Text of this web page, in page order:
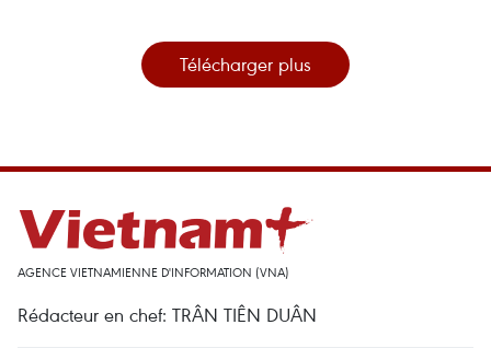
Télécharger plus
AGENCE VIETNAMIENNE D'INFORMATION (VNA)
Rédacteur en chef: TRÂN TIÊN DUÂN